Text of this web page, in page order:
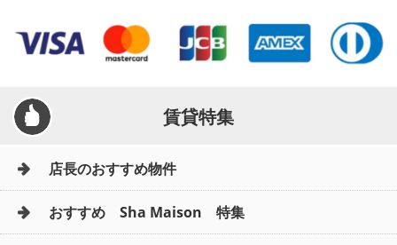
メールでお問い合わせ
賃貸特集
店長のおすすめ物件
おすすめ Sha Maison 特集